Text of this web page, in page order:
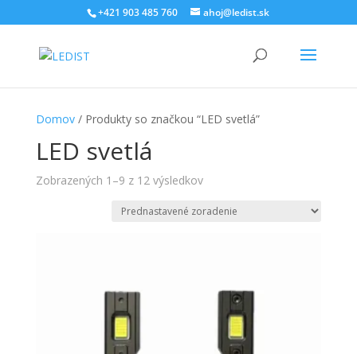
+421 903 485 760 ahoj@ledist.sk
Domov/ Produkty so značkou “LED svetlá”
LED svetlá
Zobrazených 1–9 z 12 výsledkov